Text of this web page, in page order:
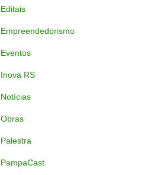
Editais
Empreendedorismo
Eventos
Inova RS
Notícias
Obras
Palestra
PampaCast